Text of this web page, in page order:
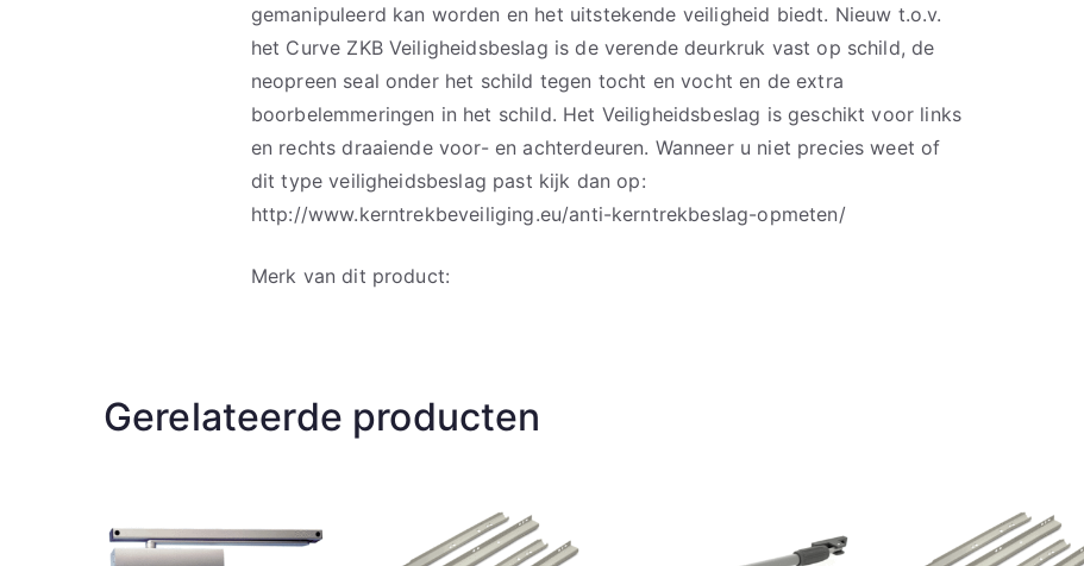
gemanipuleerd kan worden en het uitstekende veiligheid biedt. Nieuw t.o.v.
het Curve ZKB Veiligheidsbeslag is de verende deurkruk vast op schild, de
neopreen seal onder het schild tegen tocht en vocht en de extra
boorbelemmeringen in het schild. Het Veiligheidsbeslag is geschikt voor links
en rechts draaiende voor- en achterdeuren. Wanneer u niet precies weet of
dit type veiligheidsbeslag past kijk dan op:
http://www.kerntrekbeveiliging.eu/anti-kerntrekbeslag-opmeten/
Merk van dit product:
Gerelateerde producten